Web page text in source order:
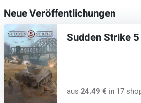
Neue Veröffentlichungen
Sudden Strike
aus 24.49 € in 17